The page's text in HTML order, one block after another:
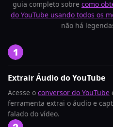
guia completo sobre como
do YouTube usando todos os
não há
Extrair Áudio do YouTube
Acesse o conversor do YouTube
ferramenta extrai o áudio e
falado do vídeo.